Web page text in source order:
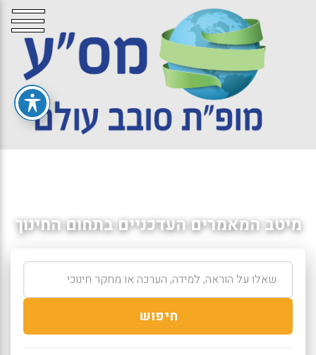
מיטב המאמרים העדכניים בתחום החינוך
חיפוש